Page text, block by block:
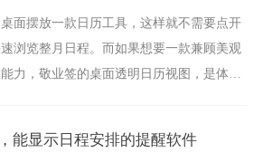
面摆放一款日历工具，这样就不需要点开
浏览整月日程。而如果想要一款兼顾美观
力，敬业签的桌面透明日历视图，是体验
能显示日程安排的提醒软件